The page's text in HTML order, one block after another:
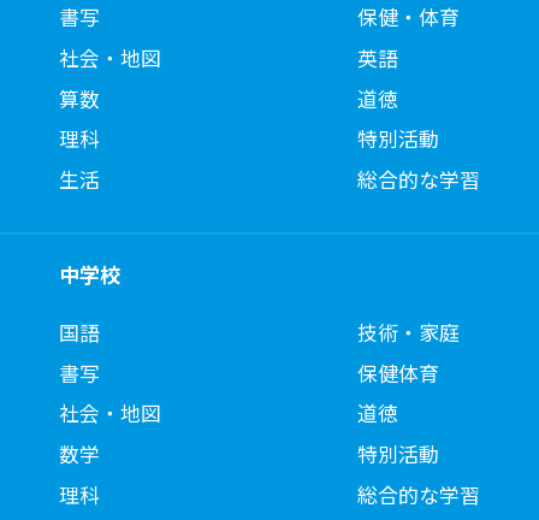
書写
社会・地図
算数
理科
生活
保健・体育
英語
道徳
特別活動
総合的な学習
中学校
国語
書写
社会・地図
数学
理科
技術・家庭
保健体育
道徳
特別活動
総合的な学習